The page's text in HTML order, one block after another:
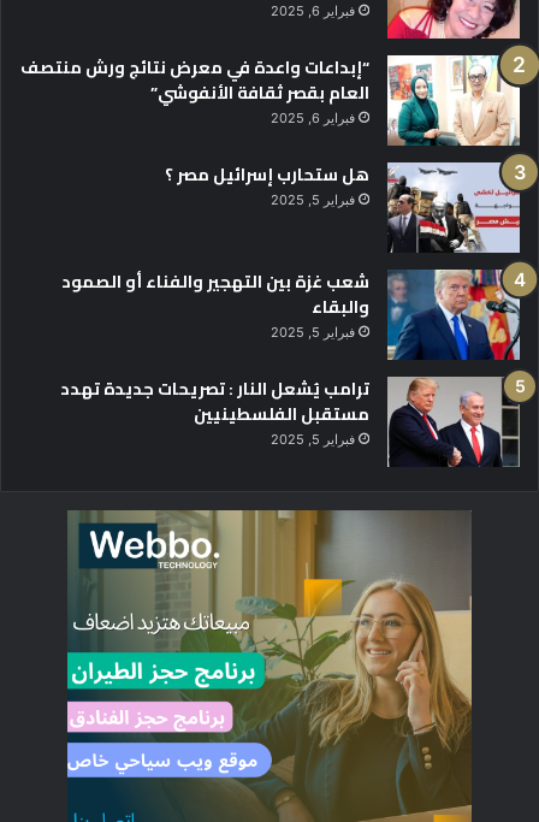
فبراير 6, 2025
“إبداعات واعدة في معرض نتائج ورش منتصف
العام بقصر ثقافة الأنفوشي”
فبراير 6, 2025
هل ستحارب إسرائيل مصر ؟
فبراير 5, 2025
شعب غزة بين التهجير والفناء أو الصمود
والبقاء
فبراير 5, 2025
ترامب يُشعل النار : تصريحات جديدة تهدد
مستقبل الفلسطينيين
فبراير 5, 2025